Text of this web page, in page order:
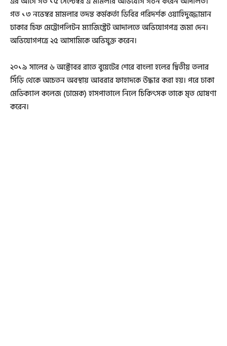
গত ১৩ নভেম্বর মামলার তদন্ত কর্মকর্তা ডিবির পরিদর্শক ওয়াহিদুজ্জামান
ঢাকার চিফ মেট্রোপলিটন ম্যাজিস্ট্রেট আদালতে অভিযোগপত্র জমা দেন।
অভিযোগপত্রে ২৫ আসামিকে অভিযুক্ত করেন।
২০১৯ সালের ৬ অক্টোবর রাতে বুয়েটের শেরে বাংলা হলের দ্বিতীয় তলার
সিঁড়ি থেকে অচেতন অবস্থায় আবরার ফাহাদকে উদ্ধার করা হয়। পরে ঢাকা
মেডিক্যাল কলেজ (ঢামেক) হাসপাতালে নিলে চিকিৎসক তাকে মৃত ঘোষণা
করেন।